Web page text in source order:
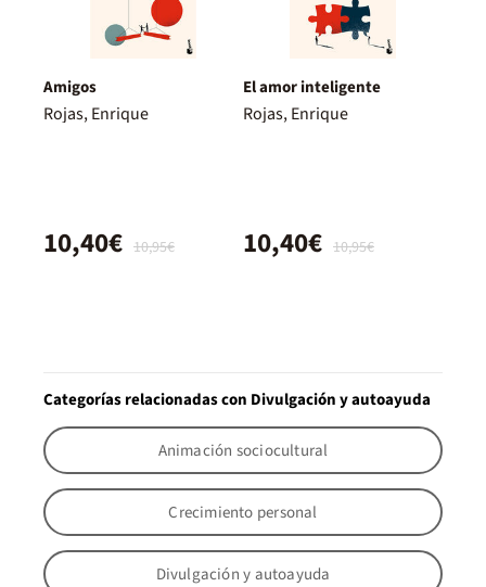
Amigos
Rojas, Enrique
10,95€
10,40€
El amor inteligente
Rojas, Enrique
10,95€
10,40€
Categorías relacionadas con Divulgación y autoayuda
Animación sociocultural
Crecimiento personal
Divulgación y autoayuda